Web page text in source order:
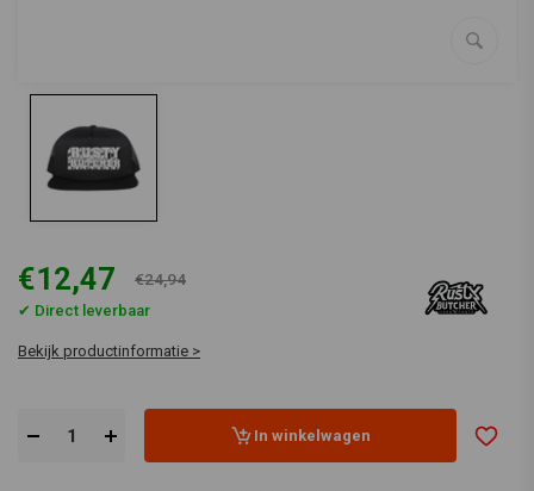
€12,47 €24,94
✔ Direct leverbaar
Bekijk productinformatie >
In winkelwagen